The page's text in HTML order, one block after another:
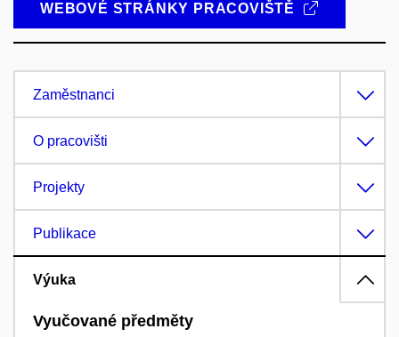
WEBOVÉ STRÁNKY PRACOVIŠTĚ
Zaměstnanci
O pracovišti
Projekty
Publikace
Výuka
Vyučované předměty